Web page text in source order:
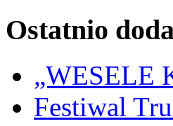
Ostatnio
„WESELE
Festiwal